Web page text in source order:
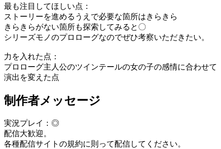
最も注目してほしい点：
ストーリーを進めるうえで必要な箇所はきらきら
きらきらがない箇所も探索してみると〇
シリーズモノのプロローグなのでぜひ考察いただきたい。
力を入れた点：
プロローグ主人公のツインテールの女の子の感情に合わせて
演出を変えた点
制作者メッセージ
実況プレイ：◎
配信大歓迎。
各種配信サイトの規約に則って配信してください。